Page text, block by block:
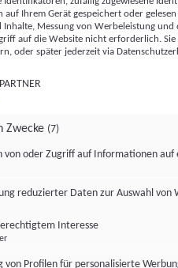
zusammen mit anderen
Browserinformationen,
Technologien usw.) auf
dort ausgelesen werden, um es
eine App oder einer Webseite
mehrere der hier aufgeführten
auf Ihrem Gerät gespeichert oder
Messung von Werbeleistung
auf die Website nicht erforderlich.
oder später jederzeit via
PARTNER
Zwecke (7)
von oder Zugriff auf Informationen auf
reduzierter Daten zur Auswahl von
Interesse
von Profilen für personalisierte